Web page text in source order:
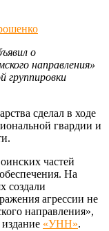
о
направления»
группировки
сделал в ходе
гвардии и
частей
На
создали
агрессии не
направления»,
«УНН».